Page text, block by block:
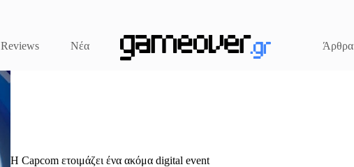
Reviews
Νέα Άρθρα
Η Capcom ετοιμάζει ένα ακόμα digital event